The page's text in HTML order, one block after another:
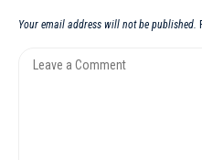
Your email address will not be published.